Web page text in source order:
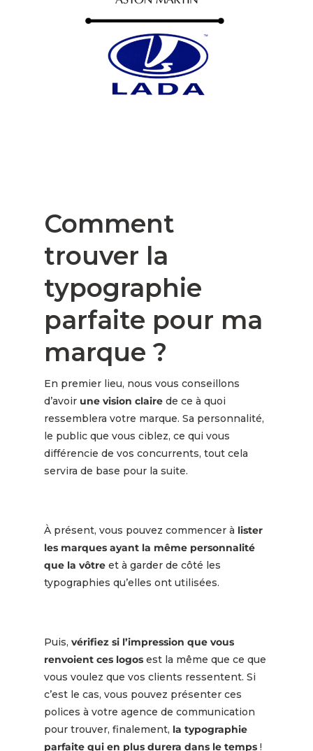
Comment
trouver la
typographie
parfaite pour ma
marque ?
En premier lieu, nous vous conseillons
d’avoir une vision claire de ce à quoi
ressemblera votre marque. Sa personnalité,
le public que vous ciblez, ce qui vous
différencie de vos concurrents, tout cela
servira de base pour la suite.
À présent, vous pouvez commencer à lister
les marques ayant la même personnalité
que la vôtreet à garder de côté les
typographies qu’elles ont utilisées.
Puis, vérifiez si l’impression que vous
renvoient ces logosest la même que ce que
vous voulez que vos clients ressentent. Si
c’est le cas, vous pouvez présenter ces
polices à votre agence de communication
pour trouver, finalement, la typographie
parfaite qui en plus durera dans le temps!